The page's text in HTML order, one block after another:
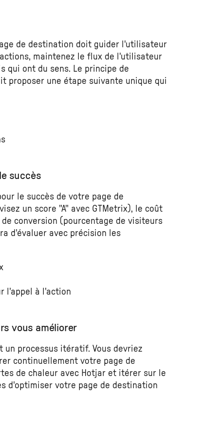
de destination doit guider l'utilisateur
maintenez le flux de l'utilisateur
qui ont du sens. Le principe de
proposer une étape suivante unique qui
succès
le succès de votre page de
un score "A" avec GTMetrix), le coût
conversion (pourcentage de visiteurs
d'évaluer avec précision les
l'appel à l'action
vous améliorer
processus itératif. Vous devriez
continuellement votre page de
de chaleur avec Hotjar et itérer sur le
d'optimiser votre page de destination